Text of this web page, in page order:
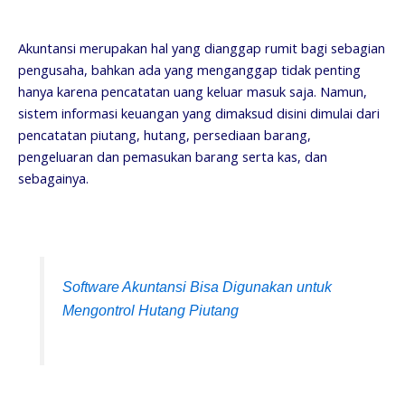
Akuntansi merupakan hal yang dianggap rumit bagi sebagian
pengusaha, bahkan ada yang menganggap tidak penting
hanya karena pencatatan uang keluar masuk saja. Namun,
sistem informasi keuangan yang dimaksud disini dimulai dari
pencatatan piutang, hutang, persediaan barang,
pengeluaran dan pemasukan barang serta kas, dan
sebagainya.
Software Akuntansi Bisa Digunakan untuk
Mengontrol Hutang Piutang